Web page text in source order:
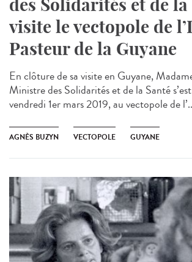
des Solidarités et de la
visite le vectopole de
Pasteur de la Guyane
En clôture de sa visite en Guyane,
Ministre des Solidarités et de la Santé
vendredi 1er mars 2019, au vectopole de
AGNÈS BUZYN VECTOPOLE GUYANE